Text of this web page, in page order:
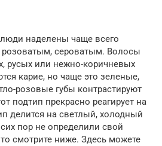
наделены чаще всего
сероватым. Волосы
русых или нежно-коричневых
карие, но чаще это зеленые,
розовые губы контрастируют
подтип прекрасно реагирует на
делится на светлый, холодный
пор не определили свой
смотрите ниже. Здесь можете